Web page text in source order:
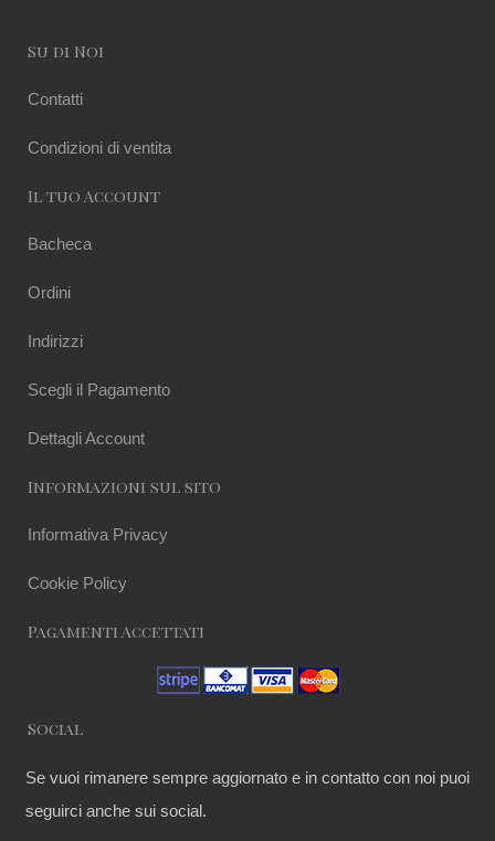
Su di Noi
Contatti
Condizioni di ventita
Il tuo Account
Bacheca
Ordini
Indirizzi
Scegli il Pagamento
Dettagli Account
Informazioni sul sito
Informativa Privacy
Cookie Policy
Pagamenti Accettati
Social
Se vuoi rimanere sempre aggiornato e in contatto con noi puoi
seguirci anche sui social.